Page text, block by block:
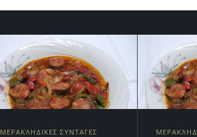
ΜΕΡΑΚΛΗΔΙΚΕΣ ΣΥΝΤΑΓΕΣ